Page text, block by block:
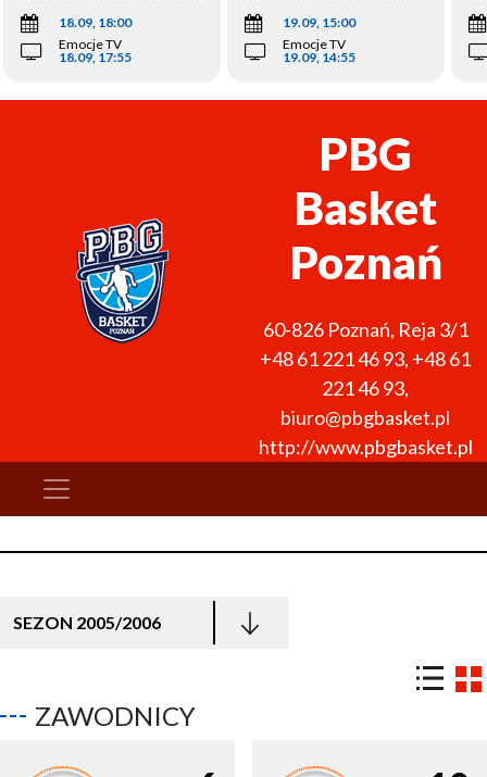
18.09, 18:00
Emocje TV
18.09, 17:55
19.09, 15:00
Emocje TV
19.09, 14:55
PBG
Basket
Poznań
60-826 Poznań, Reja 3/1
+48 61 221 46 93, +48 61
221 46 93,
biuro@pbgbasket.pl
http://www.pbgbasket.pl
SEZON 2005/2006
ZAWODNICY